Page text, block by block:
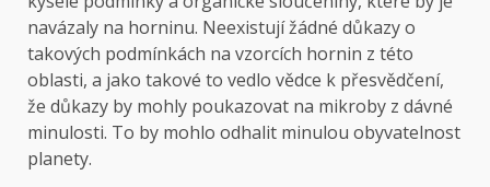
navázaly na horninu. Neexistují žádné důkazy o
takových podmínkách na vzorcích hornin z této
oblasti, a jako takové to vedlo vědce k přesvědčení,
že důkazy by mohly poukazovat na mikroby z dávné
minulosti. To by mohlo odhalit minulou obyvatelnost
planety.